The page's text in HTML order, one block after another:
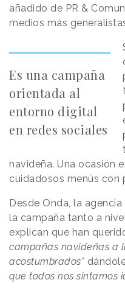
añadido de PR &
medios más
Es una campaña
orientada al
entorno digital
en redes sociales
navideña. Una ocasión
cuidadosos menús con
Desde Onda, la
la campaña tanto a
explican que han
campañas navideñas a
acostumbrados"
que todos nos sintamos